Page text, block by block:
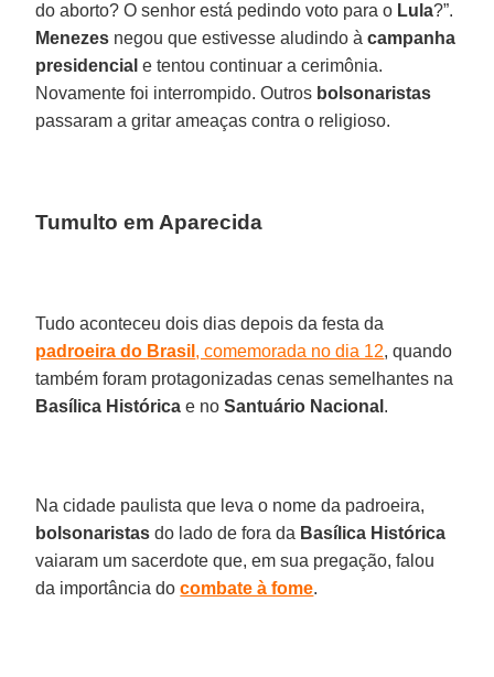
do aborto? O senhor está pedindo voto para o Lula?”.
Menezes negou que estivesse aludindo àcampanha
presidencial e tentou continuar a cerimônia.
Novamente foi interrompido. Outros bolsonaristas
passaram a gritar ameaças contra o religioso.
Tumulto em Aparecida
Tudo aconteceu dois dias depois da festa da
padroeira do Brasil , comemorada no dia 12, quando
também foram protagonizadas cenas semelhantes na
Basílica Histórica e noSantuário Nacional .
Na cidade paulista que leva o nome da padroeira,
bolsonaristas do lado de fora da Basílica Histórica
vaiaram um sacerdote que, em sua pregação, falou
da importância docombate à fome.